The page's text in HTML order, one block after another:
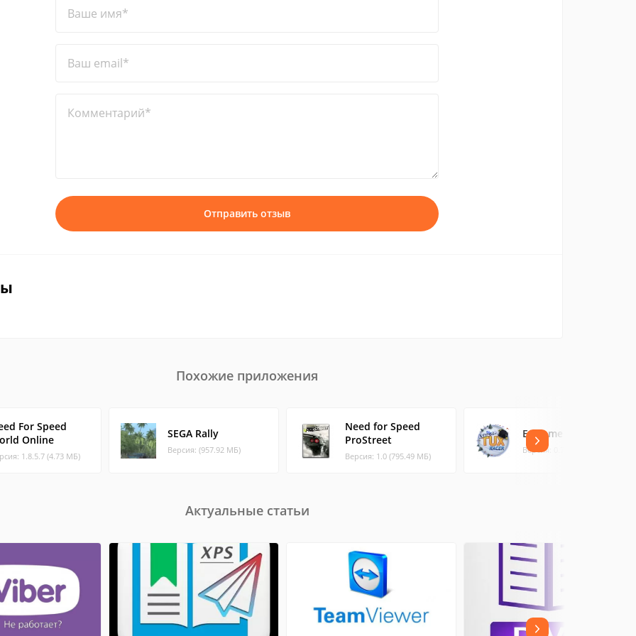
Ваше имя*
Ваш email*
Комментарий*
Отправить отзыв
Похожие приложения
For Speed
Online
1.8.5.7 (4.73 МБ)
SEGA Rally
Версия: (957.92 МБ)
Need for Speed
ProStreet
Версия: 1.0 (795.49 МБ)
Extreme Tux Racer
Версия: 0.7.5 (55.42 МБ)
Актуальные статьи